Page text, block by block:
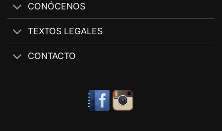
CONÓCENOS
TEXTOS LEGALES
CONTACTO